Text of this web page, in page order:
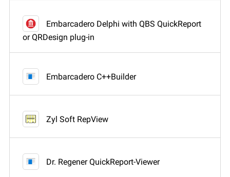
Embarcadero Delphi with QBS QuickReport
or QRDesign plug-in
Embarcadero C++Builder
Zyl Soft RepView
Dr. Regener QuickReport-Viewer